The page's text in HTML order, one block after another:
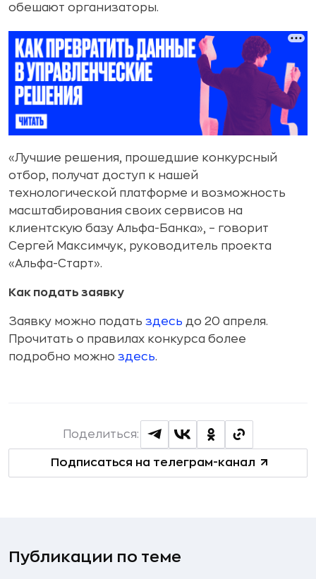
обешают организаторы.
«Лучшие решения, прошедшие конкурсный
отбор, получат доступ к нашей
технологической платформе и возможность
масштабирования своих сервисов на
клиентскую базу Альфа-Банка», – говорит
Сергей Максимчук, руководитель проекта
«Альфа-Старт».
Как подать заявку
Заявку можно подать здесь до 20 апреля.
Прочитать о правилах конкурса более
подробно можно здесь.
Подписаться на телеграм-канал
Поделиться:
Публикации по теме